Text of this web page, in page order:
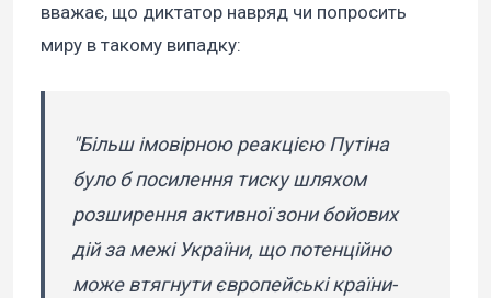
вважає, що диктатор навряд чи попросить
миру в такому випадку:
"Більш імовірною реакцією Путіна
було б посилення тиску шляхом
розширення активної зони бойових
дій за межі України, що потенційно
може втягнути європейські країни-